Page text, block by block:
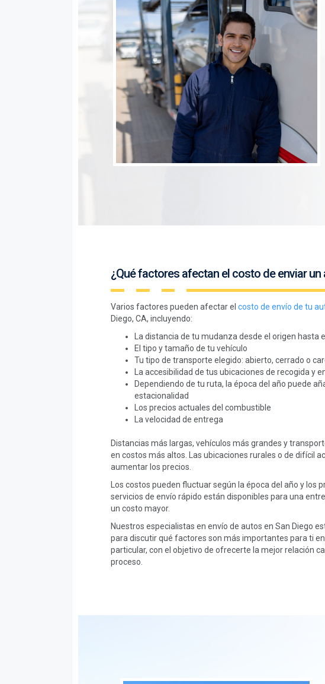
¿Qué factores afectan el costo de enviar un
Varios factores pueden afectar el costo de envío de tu
Diego, CA, incluyendo:
La distancia de tu mudanza desde el origen hasta
El tipo y tamaño de tu vehículo
Tu tipo de transporte elegido: abierto, cerrado o
La accesibilidad de tus ubicaciones de recogida y
Dependiendo de tu ruta, la época del año puede
estacionalidad
Los precios actuales del combustible
La velocidad de entrega
Distancias más largas, vehículos más grandes y
en costos más altos. Las ubicaciones rurales o de difícil
aumentar los precios.
Los costos pueden fluctuar según la época del año y los
servicios de envío rápido están disponibles para una
un costo mayor.
Nuestros especialistas en envío de autos en San Diego
para discutir qué factores son más importantes para ti
particular, con el objetivo de ofrecerte la mejor relación
proceso.